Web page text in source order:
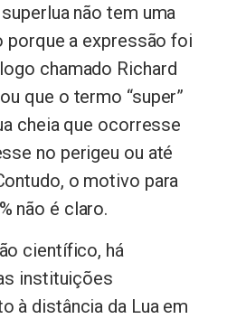
não tem uma
a expressão foi
chamado Richard
que o termo “super”
cheia que ocorresse
no perigeu ou até
o motivo para
não é claro.
científico, há
instituições
à distância da Lua em